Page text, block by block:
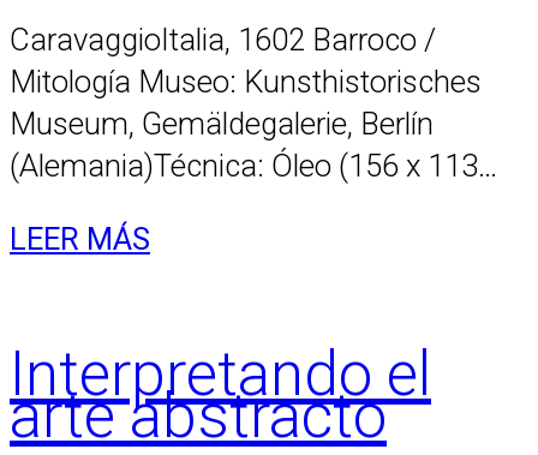
CaravaggioItalia, 1602 Barroco /
Mitología Museo: Kunsthistorisches
Museum, Gemäldegalerie, Berlín
(Alemania)Técnica: Óleo (156 x 113…
LEER MÁS
Interpretando el
arte abstracto